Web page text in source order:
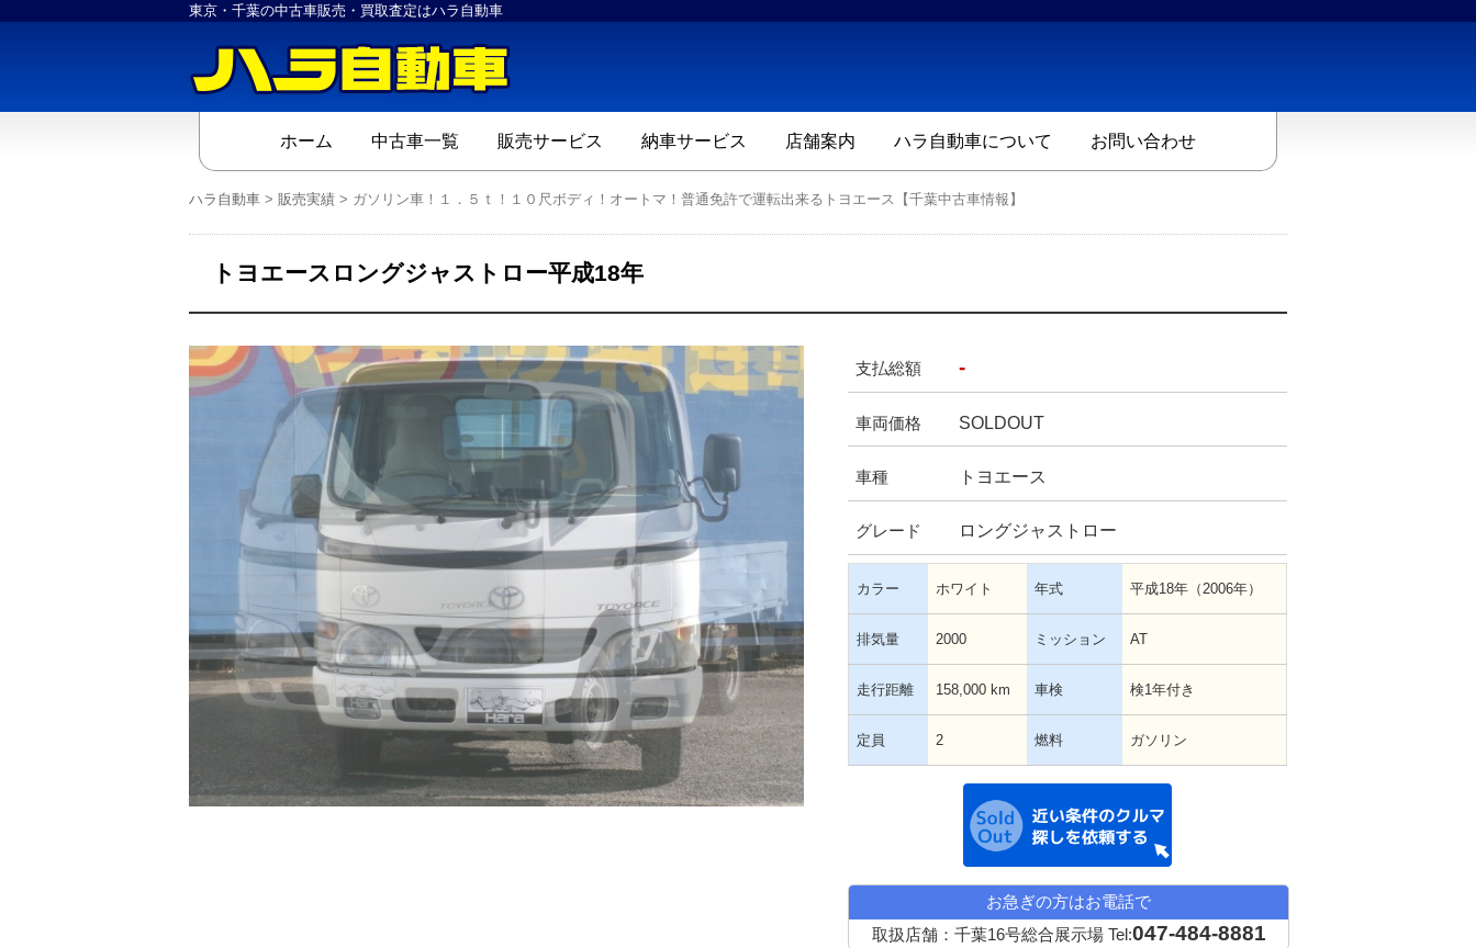
東京・千葉の中古車販売・買取査定はハラ自動車
ホーム 中古車一覧 販売サービス 納車サービス 店舗案内 ハラ自動車について お問い合わせ
ハラ自動車 > 販売実績 > ガソリン車！１．５ｔ！１０尺ボディ！オートマ！普通免許で運転出来るトヨエース【千葉中古車情報】
トヨエースロングジャストロー平成18年
支払総額 -
車両価格 SOLDOUT
車種 トヨエース
グレード ロングジャストロー
カラー ホワイト 年式 平成18年（2006年）
排気量 2000 ミッション AT
走行距離 158,000 km 車検 検1年付き
定員 2 燃料 ガソリン
お急ぎの方はお電話で
取扱店舗：千葉16号総合展示場 Tel:047-484-8881